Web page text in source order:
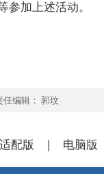
加上述活动。
编辑： 郭玟
适配版 | 电脑版